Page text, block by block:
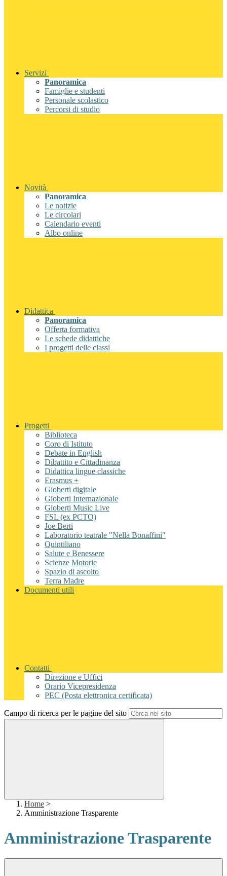
Servizi
Panoramica
Famiglie e studenti
Personale scolastico
Percorsi di studio
Novità
Panoramica
Le notizie
Le circolari
Calendario eventi
Albo online
Didattica
Panoramica
Offerta formativa
Le schede didattiche
I progetti delle classi
Progetti
Biblioteca
Coro di Istituto
Debate in English
Dibattito e Cittadinanza
Didattica lingue classiche
Erasmus +
Gioberti digitale
Gioberti Internazionale
Gioberti Music Live
FSL (ex PCTO)
Joe Berti
Laboratorio teatrale "Nella Bonaffini"
Quintiliano
Salute e Benessere
Scienze Motorie
Spazio di ascolto
Terra Madre
Documenti utili
Contatti
Direzione e Uffici
Orario Vicepresidenza
PEC (Posta elettronica certificata)
Campo di ricerca per le pagine del sito
Home >
Amministrazione Trasparente
Amministrazione Trasparente